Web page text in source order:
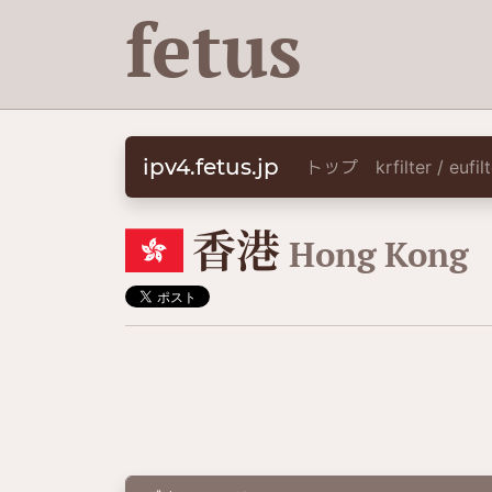
fetus
ipv4.fetus.jp トップ krfilter /
🇭🇰香港 Hong Kong